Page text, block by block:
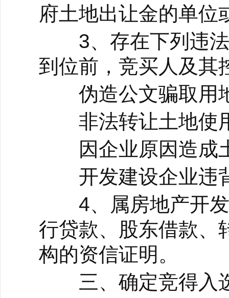
府土地出让金的单位
3、存在下列违法
到位前，竞买人及其
伪造公文骗取用地
非法转让土地使
因企业原因造成
开发建设企业违背
4、属房地产开发
行贷款、股东借款、
构的资信证明。
三、确定竞得入